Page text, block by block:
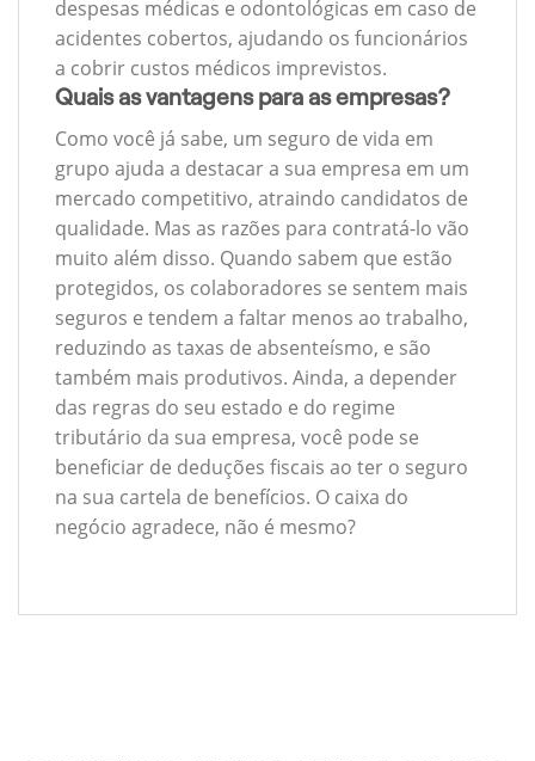
despesas médicas e odontológicas em caso de
acidentes cobertos, ajudando os funcionários
a cobrir custos médicos imprevistos.
Quais as vantagens para as empresas?
Como você já sabe, um seguro de vida em
grupo ajuda a destacar a sua empresa em um
mercado competitivo, atraindo candidatos de
qualidade. Mas as razões para contratá-lo vão
muito além disso. Quando sabem que estão
protegidos, os colaboradores se sentem mais
seguros e tendem a faltar menos ao trabalho,
reduzindo as taxas de absenteísmo, e são
também mais produtivos. Ainda, a depender
das regras do seu estado e do regime
tributário da sua empresa, você pode se
beneficiar de deduções fiscais ao ter o seguro
na sua cartela de benefícios. O caixa do
negócio agradece, não é mesmo?